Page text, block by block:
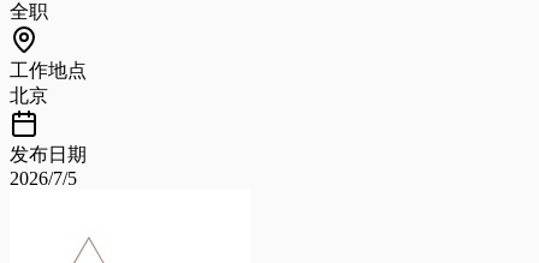
全职
工作地点
北京
发布日期
2026/7/5